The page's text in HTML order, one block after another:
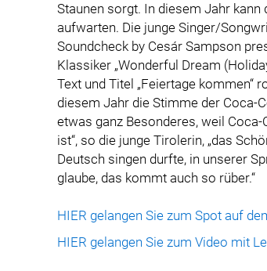
Staunen sorgt. In diesem Jahr
aufwarten. Die junge Singer/
Soundcheck by Cesár Sampson
Klassiker „Wonderful Dream
Text und Titel „Feiertage kommen“
diesem Jahr die Stimme der Coca-
etwas ganz Besonderes, weil
ist“, so die junge Tirolerin, „das
Deutsch singen durfte, in unserer
glaube, das kommt auch so rüber.“
HIER gelangen Sie zum Spot auf
HIER gelangen Sie zum Video mit